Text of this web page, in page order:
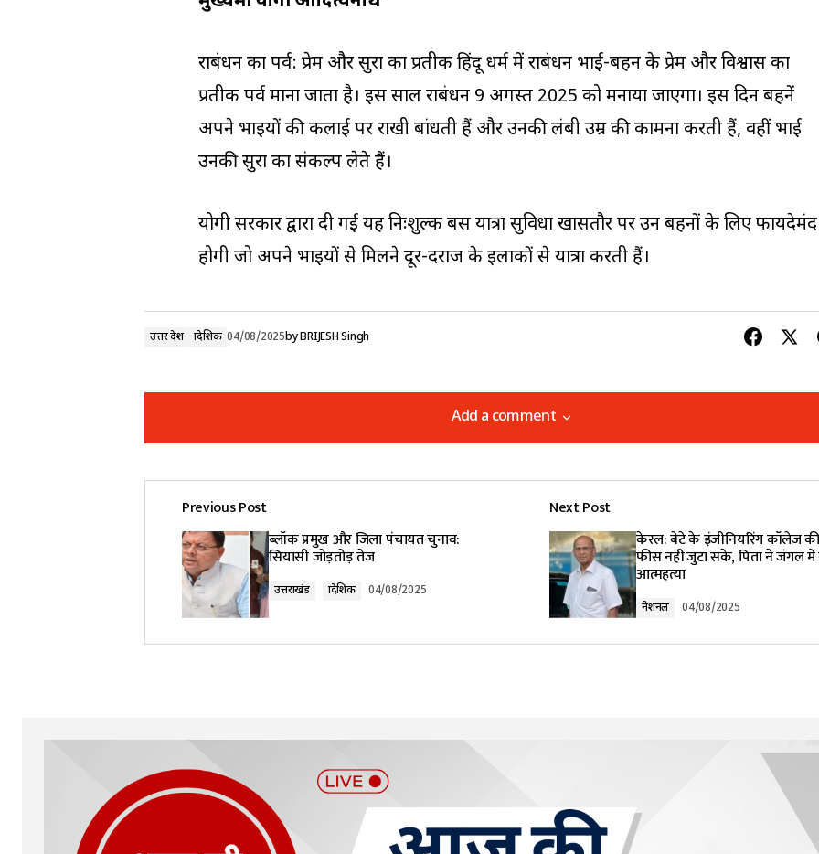
रक्षाबंधन का पर्व: प्रेम और सुरक्षा का प्रतीक हिंदू धर्म में रक्षाबंधन भाई-बहन के प्रेम और विश्वास का
प्रतीक पर्व माना जाता है। इस साल रक्षाबंधन 9 अगस्त 2025 को मनाया जाएगा। इस दिन बहनें
अपने भाइयों की कलाई पर राखी बांधती हैं और उनकी लंबी उम्र की कामना करती हैं, वहीं भाई
उनकी सुरक्षा का संकल्प लेते हैं।
योगी सरकार द्वारा दी गई यह निःशुल्क बस यात्रा सुविधा खासतौर पर उन बहनों के लिए फायदेमंद
होगी जो अपने भाइयों से मिलने दूर-दराज के इलाकों से यात्रा करती हैं।
उत्तर प्रदेश प्रादेशिक 04/08/2025byBRIJESH Singh
Add a comment
Add a comment
Your email address will not be published. Required fields are marked
Comment*
Previous Post
ब्लॉक प्रमुख और जिला पंचायत चुनाव:
सियासी जोड़तोड़ तेज
उत्तराखंड प्रादेशिक 04/08/2025
Next Post
केरल: बेटे के इंजीनियरिंग कॉलेज की
फीस नहीं जुटा सके, पिता ने जंगल
आत्महत्या
नेशनल 04/08/2025